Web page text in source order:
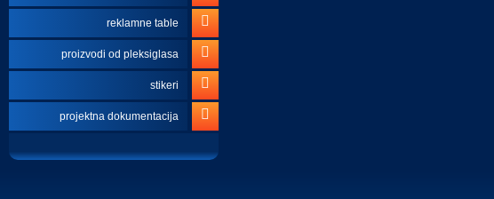
reklamne table
proizvodi od pleksiglasa
stikeri
projektna dokumentacija